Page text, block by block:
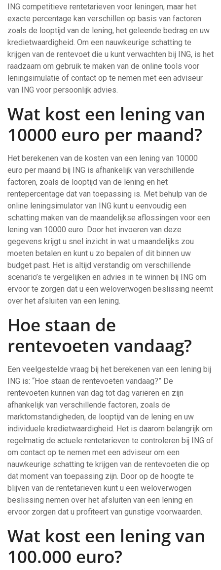
ING competitieve rentetarieven voor leningen, maar het
exacte percentage kan verschillen op basis van factoren
zoals de looptijd van de lening, het geleende bedrag en uw
kredietwaardigheid. Om een nauwkeurige schatting te
krijgen van de rentevoet die u kunt verwachten bij ING, is het
raadzaam om gebruik te maken van de online tools voor
leningsimulatie of contact op te nemen met een adviseur
van ING voor persoonlijk advies.
Wat kost een lening van
10000 euro per maand?
Het berekenen van de kosten van een lening van 10000
euro per maand bij ING is afhankelijk van verschillende
factoren, zoals de looptijd van de lening en het
rentepercentage dat van toepassing is. Met behulp van de
online leningsimulator van ING kunt u eenvoudig een
schatting maken van de maandelijkse aflossingen voor een
lening van 10000 euro. Door het invoeren van deze
gegevens krijgt u snel inzicht in wat u maandelijks zou
moeten betalen en kunt u zo bepalen of dit binnen uw
budget past. Het is altijd verstandig om verschillende
scenario’s te vergelijken en advies in te winnen bij ING om
ervoor te zorgen dat u een weloverwogen beslissing neemt
over het afsluiten van een lening.
Hoe staan de
rentevoeten vandaag?
Een veelgestelde vraag bij het berekenen van een lening bij
ING is: “Hoe staan de rentevoeten vandaag?” De
rentevoeten kunnen van dag tot dag variëren en zijn
afhankelijk van verschillende factoren, zoals de
marktomstandigheden, de looptijd van de lening en uw
individuele kredietwaardigheid. Het is daarom belangrijk om
regelmatig de actuele rentetarieven te controleren bij ING of
om contact op te nemen met een adviseur om een
nauwkeurige schatting te krijgen van de rentevoeten die op
dat moment van toepassing zijn. Door op de hoogte te
blijven van de rentetarieven kunt u een weloverwogen
beslissing nemen over het afsluiten van een lening en
ervoor zorgen dat u profiteert van gunstige voorwaarden.
Wat kost een lening van
100.000 euro?